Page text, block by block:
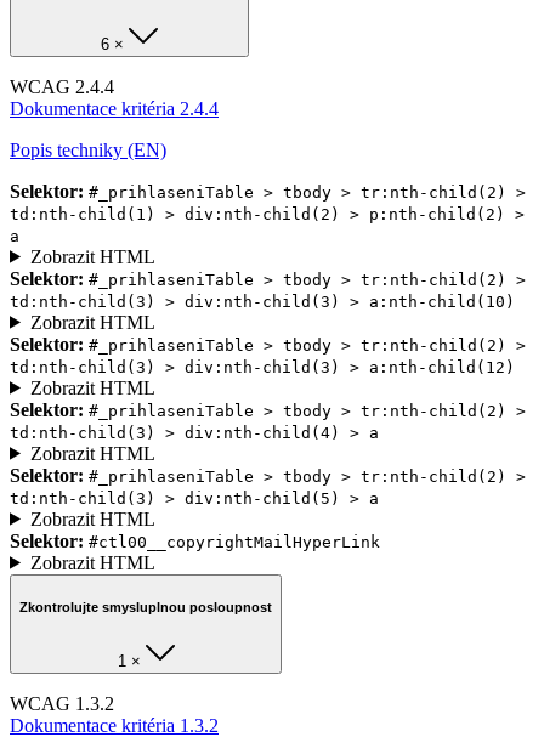
6 ×
WCAG 2.4.4
Dokumentace kritéria 2.4.4
Popis techniky (EN)
Selektor: #_prihlaseniTable > tbody > tr:nth-child(2) >
td:nth-child(1) > div:nth-child(2) > p:nth-child(2) >
a
Zobrazit HTML
Selektor: #_prihlaseniTable > tbody > tr:nth-child(2) >
td:nth-child(3) > div:nth-child(3) > a:nth-child(10)
Zobrazit HTML
Selektor: #_prihlaseniTable > tbody > tr:nth-child(2) >
td:nth-child(3) > div:nth-child(3) > a:nth-child(12)
Zobrazit HTML
Selektor: #_prihlaseniTable > tbody > tr:nth-child(2) >
td:nth-child(3) > div:nth-child(4) > a
Zobrazit HTML
Selektor: #_prihlaseniTable > tbody > tr:nth-child(2) >
td:nth-child(3) > div:nth-child(5) > a
Zobrazit HTML
Selektor: #ctl00__copyrightMailHyperLink
Zobrazit HTML
Zkontrolujte smysluplnou posloupnost
1 ×
WCAG 1.3.2
Dokumentace kritéria 1.3.2